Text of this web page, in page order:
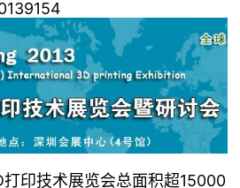
打印技术展览会总面积超15000